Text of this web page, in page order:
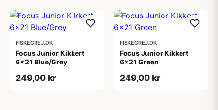
FISKEGREJ.DK
Focus Junior Kikkert
6x21 Blue/Grey
249,00 kr
FISKEGREJ.DK
Focus Junior Kikkert
6x21 Green
249,00 kr